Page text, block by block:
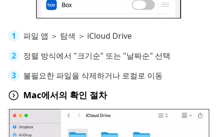
파일 앱 ＞ 탐색 ＞ iCloud Drive
정렬 방식에서 "크기순" 또는 "날짜순" 선택
불필요한 파일을 삭제하거나 로컬로 이동
Mac에서의 확인 절차